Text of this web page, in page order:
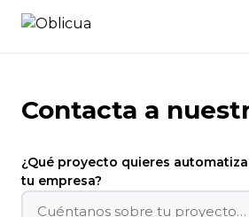
Contacta a
¿Qué proyecto quieres
tu empresa?